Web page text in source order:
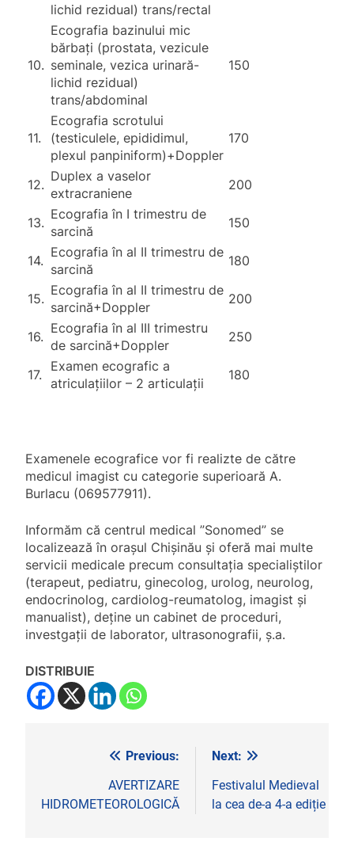
lichid rezidual) trans/rectal
10.
Ecografia bazinului mic
bărbați (prostata, vezicule
seminale, vezica urinară-
lichid rezidual)
trans/abdominal
150
11.
Ecografia scrotului
(testiculele, epididimul,
plexul panpiniform)+Doppler
170
12.
Duplex a vaselor
extracraniene
200
13.
Ecografia în I trimestru de
sarcină
150
14.
Ecografia în al II trimestru de
sarcină
180
15.
Ecografia în al II trimestru de
sarcină+Doppler
200
16.
Ecografia în al III trimestru
de sarcină+Doppler
250
17.
Examen ecografic a
atriculațiilor – 2 articulații
180
Examenele ecografice vor fi realizte de către
medicul imagist cu categorie superioară A.
Burlacu (069577911).
Informăm că centrul medical ”Sonomed” se
localizează în orașul Chișinău și oferă mai multe
servicii medicale precum consultația specialiștilor
(terapeut, pediatru, ginecolog, urolog, neurolog,
endocrinolog, cardiolog-reumatolog, imagist și
manualist), deține un cabinet de proceduri,
investgații de laborator, ultrasonografii, ș.a.
DISTRIBUIE
Navigare
Previous:
AVERTIZARE
HIDROMETEOROLOGICĂ
Next:
Festivalul Medieval
la cea de-a 4-a ediție